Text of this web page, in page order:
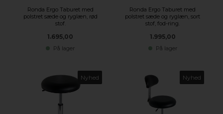
Ronda Ergo Taburet med
polstret sæde og ryglæn, rød
stof.
1.695,00
På lager
Ronda Ergo Taburet med
polstret sæde og ryglæn, sort
stof, fod-ring.
1.995,00
På lager
Nyhed Nyhed